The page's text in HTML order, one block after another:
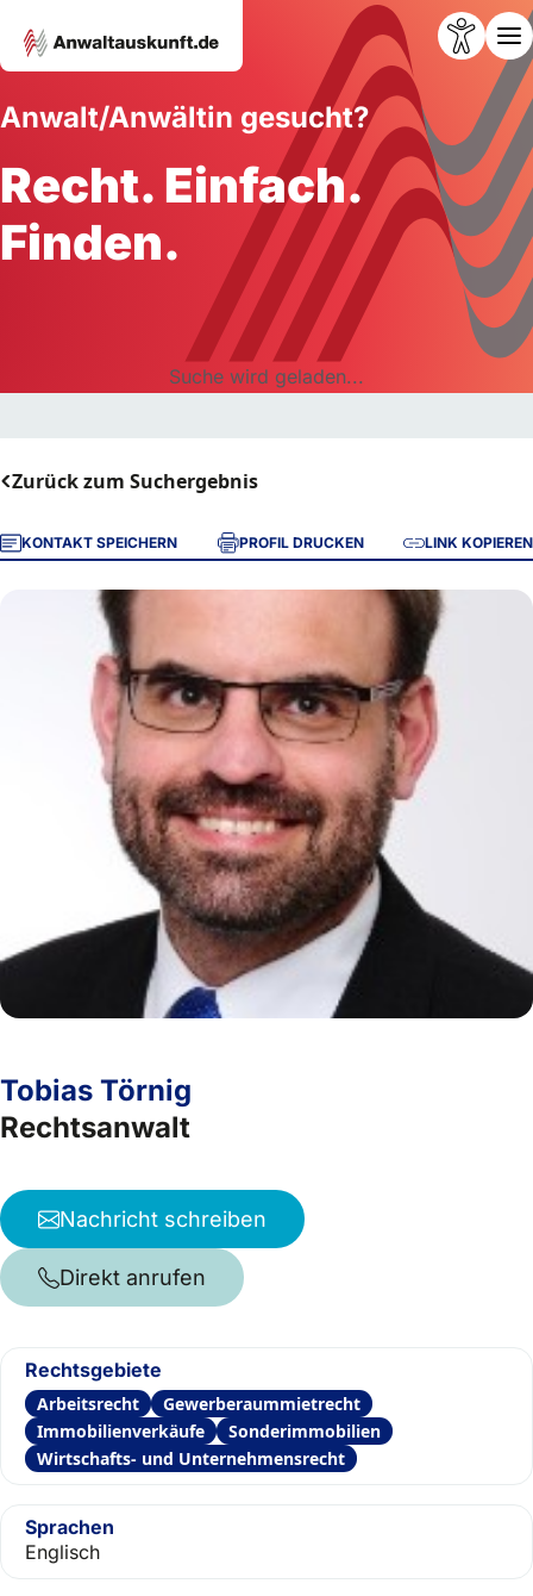
Anwalt/Anwältin gesucht?
Recht. Einfach.
Finden.
Suche wird geladen...
Zurück zum Suchergebnis
KONTAKT SPEICHERN PROFIL DRUCKEN LINK KOPIEREN
Tobias Törnig
Rechtsanwalt
Nachricht schreiben
Direkt anrufen
Rechtsgebiete
Arbeitsrecht
Gewerberaummietrecht
Immobilienverkäufe
Sonderimmobilien
Wirtschafts- und Unternehmensrecht
Sprachen
Englisch